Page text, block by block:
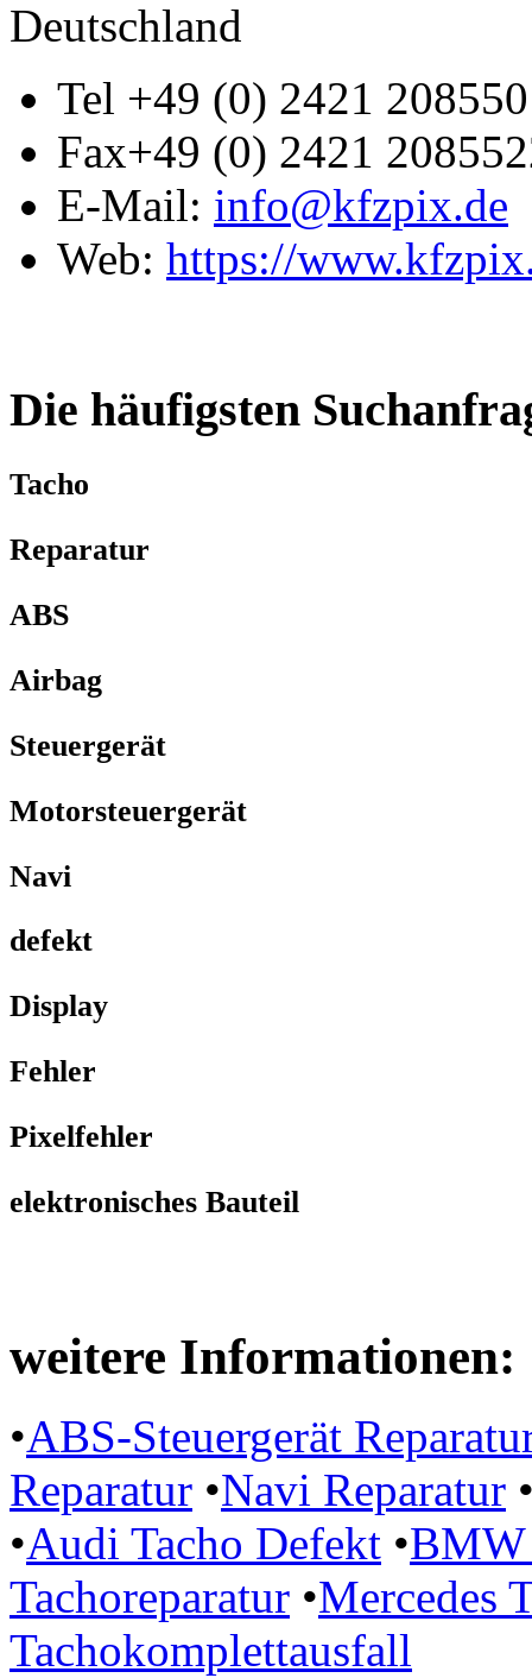
Deutschland
Tel +49 (0) 2421 208550
Fax+49 (0) 2421
E-Mail: info@kfzpix.de
Web: https://
Die häufigsten
Tacho
Reparatur
ABS
Airbag
Steuergerät
Motorsteuergerät
Navi
defekt
Display
Fehler
Pixelfehler
elektronisches Bauteil
weitere Informationen:
•ABS-Steuergerät
Reparatur •Navi Reparatur
•Audi Tacho Defekt •BMW
Tachoreparatur •Mercedes
Tachokomplettausfall